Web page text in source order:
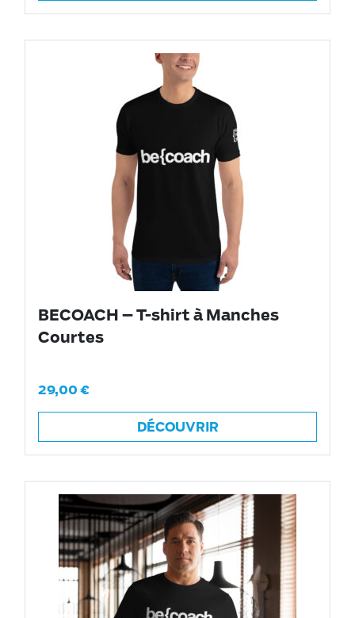
BECOACH – T-shirt à Manches
Courtes
29,00€
DÉCOUVRIR